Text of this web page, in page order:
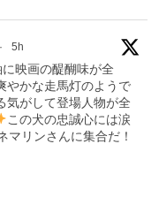
· 5h
映画の醍醐味が全
やかな走馬灯のようで
気がして登場人物が全
この犬の忠誠心には涙
マリンさんに集合だ！